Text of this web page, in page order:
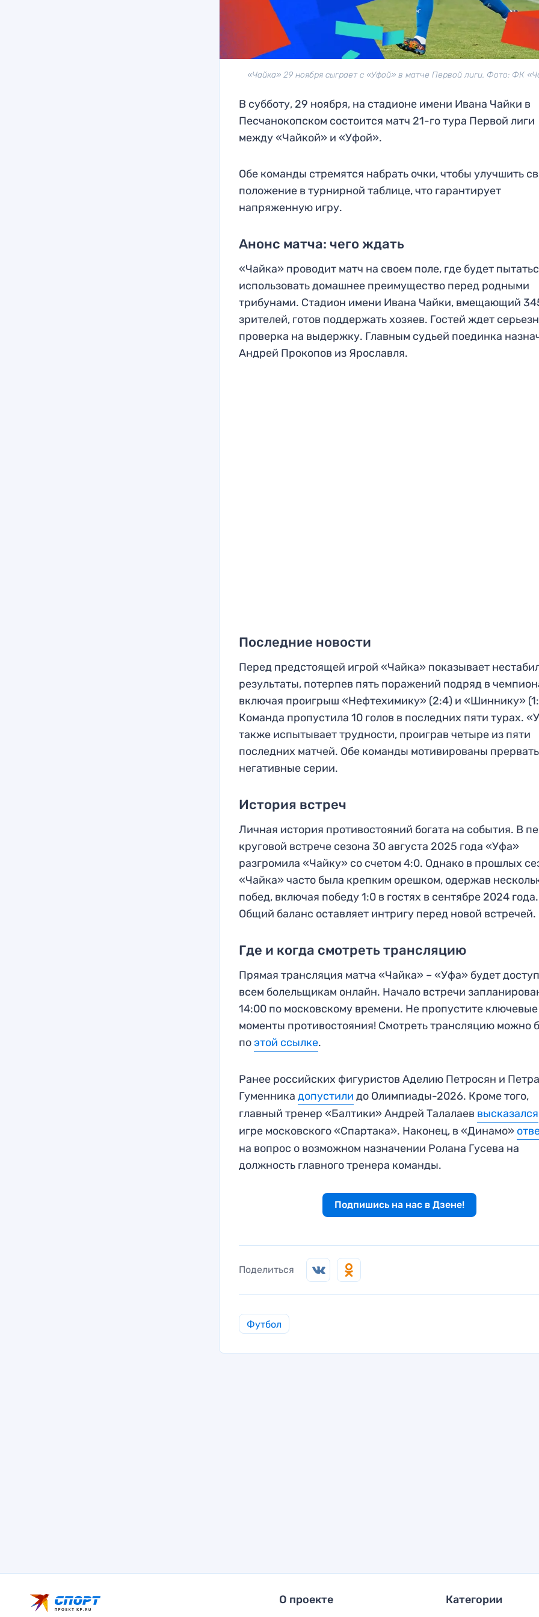
«Чайка» 29 ноября сыграет с «Уфой» в матче Первой лиги. Фото: ФК
В субботу, 29 ноября, на стадионе имени Ивана Чайки в
Песчанокопском состоится матч 21-го тура Первой лиги
между «Чайкой» и «Уфой».
Обе команды стремятся набрать очки, чтобы улучшить
положение в турнирной таблице, что гарантирует
напряженную игру.
Анонс матча: чего ждать
«Чайка» проводит матч на своем поле, где будет
использовать домашнее преимущество перед родными
трибунами. Стадион имени Ивана Чайки, вмещающий
зрителей, готов поддержать хозяев. Гостей ждет
проверка на выдержку. Главным судьей поединка
Андрей Прокопов из Ярославля.
Последние новости
Перед предстоящей игрой «Чайка» показывает
результаты, потерпев пять поражений подряд в
включая проигрыш «Нефтехимику» (2:4) и «Шиннику»
Команда пропустила 10 голов в последних пяти турах.
также испытывает трудности, проиграв четыре из пяти
последних матчей. Обе команды мотивированы прервать
негативные серии.
История встреч
Личная история противостояний богата на события. В
круговой встрече сезона 30 августа 2025 года «Уфа»
разгромила «Чайку» со счетом 4:0. Однако в прошлых
«Чайка» часто была крепким орешком, одержав
побед, включая победу 1:0 в гостях в сентябре 2024 года.
Общий баланс оставляет интригу перед новой встречей.
Где и когда смотреть трансляцию
Прямая трансляция матча «Чайка» – «Уфа» будет
всем болельщикам онлайн. Начало встречи
14:00 по московскому времени. Не пропустите ключевые
моменты противостояния! Смотреть трансляцию можно
по этой ссылке.
Ранее российских фигуристов Аделию Петросян и Петра
Гуменникадопустили до Олимпиады-2026. Кроме того,
главный тренер «Балтики» Андрей Талалаев высказался
игре московского «Спартака». Наконец, в «Динамо»
на вопрос о возможном назначении Ролана Гусева на
должность главного тренера команды.
Подпишись на нас в Дзене!
Поделиться
Футбол
О проекте Категории